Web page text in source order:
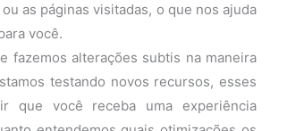
as páginas visitadas, o que nos ajuda
você.
fazemos alterações subtis na maneira
testando novos recursos, esses
que você receba uma experiência